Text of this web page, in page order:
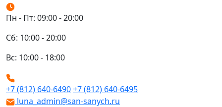
Пн - Пт: 09:00 - 20:00
Сб: 10:00 - 20:00
Вс: 10:00 - 18:00
+7 (812) 640-6490+7 (812) 640-6495
luna_admin@san-sanych.ru